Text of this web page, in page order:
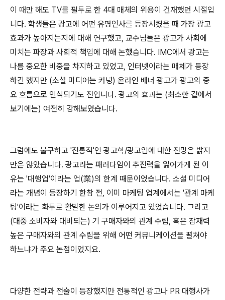
이 때만 해도 TV를 필두로 한 4대 매체의 위용이 건재했던 시절입
니다. 학생들은 광고에 어떤 유명인사를 등장시켰을 때 가장 광고
효과가 높아지는지에 대해 연구했고, 교수님들은 광고가 사회에
미치는 파장과 사회적 책임에 대해 논했습니다. IMC에서 광고는
나름 중요한 비중을 차지하고 있었고, 인터넷이라는 매체가 등장
하긴 했지만 (소셜 미디어는 커녕) 온라인 배너 광고가 광고의 중
요 흐름으로 인식되기도 전입니다. 광고의 효과는 (최소한 겉에서
보기에는) 여전히 강해보였습니다.
그럼에도 불구하고 '전통적'인 광고학/광고업에 대한 전망은 밝지
만은 않았습니다. 광고라는 패러다임이 추진력을 잃어가게 된 이
유는 '대행업'이라는 업(業)의 한계 때문이었습니다. 소셜 미디어
라는 개념이 등장하기 한참 전, 이미 마케팅 업계에서는 '관계 마케
팅'이라는 화두로 활발한 논의가 이루어지고 있었습니다. 그리고
(대중 소비자와 대비되는) 기 구매자와의 관계 수립, 혹은 잠재력
높은 구매자와의 관계 수립을 위해 어떤 커뮤니케이션을 펼쳐야
하느냐가 주요 논점이었지요.
다양한 전략과 전술이 등장했지만 전통적인 광고나 PR 대행사가